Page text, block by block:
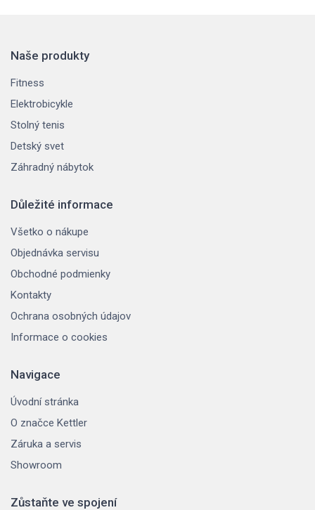
Naše produkty
Fitness
Elektrobicykle
Stolný tenis
Detský svet
Záhradný nábytok
Důležité informace
Všetko o nákupe
Objednávka servisu
Obchodné podmienky
Kontakty
Ochrana osobných údajov
Informace o cookies
Navigace
Úvodní stránka
O značce Kettler
Záruka a servis
Showroom
Zůstaňte ve spojení